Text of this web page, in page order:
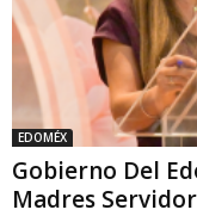
EDOMÉX
Gobierno Del
Madres